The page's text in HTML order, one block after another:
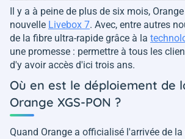
Il y a à peine de plus de six mois,
nouvelle Livebox 7. Avec, entre autres
de la fibre ultra-rapide grâce à la
une promesse : permettre à tous les
d'y avoir accès d'ici trois ans.
Où en est le déploiement de
Orange XGS-PON ?
Quand Orange a officialisé l'arrivée de la